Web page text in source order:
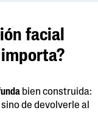
facial
bien construida:
de devolverle al